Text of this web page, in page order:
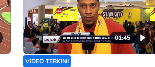
01:45
VIDEO TERKINI